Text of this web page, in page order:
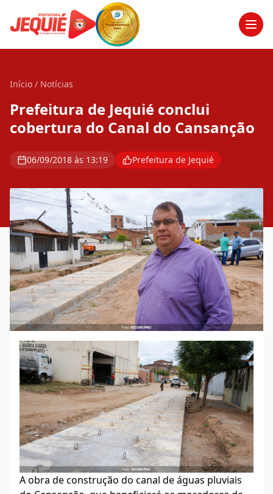
Início / Notícias
Prefeitura de Jequié conclui
cobertura do Canal do Cansanção
06/09/2018 às 13:19 Prefeitura de Jequié
A obra de construção do canal de águas pluviais